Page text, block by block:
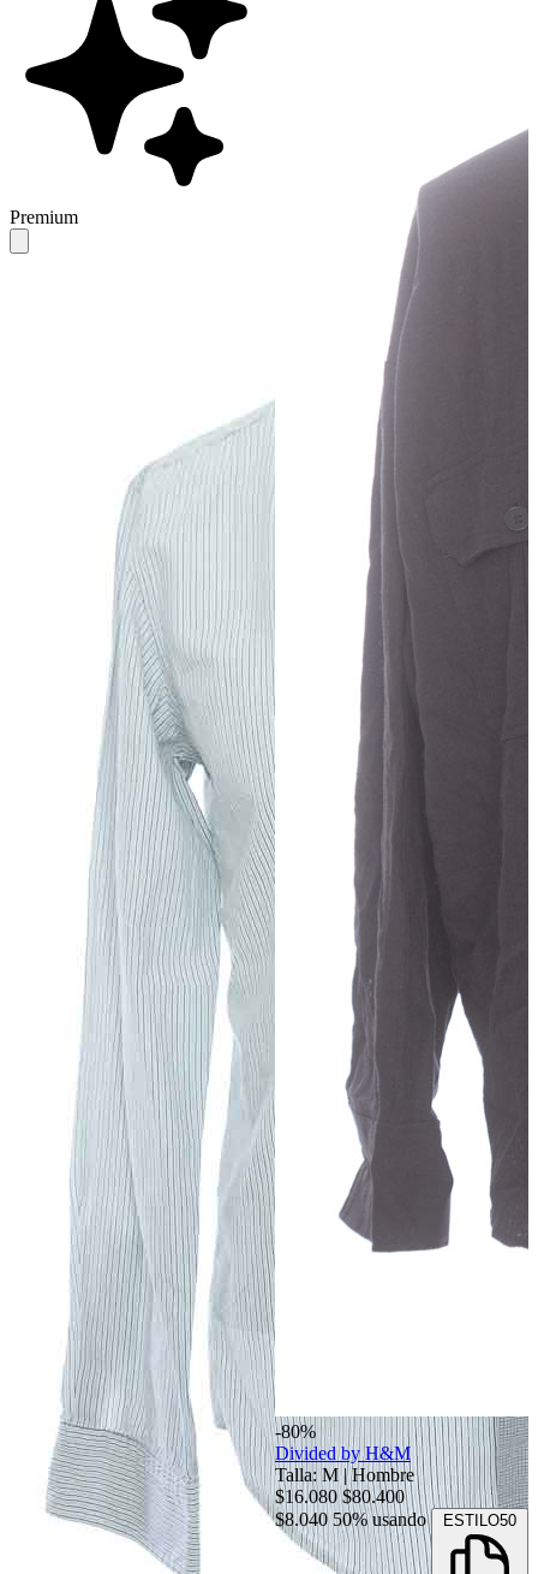
Premium
-80%
Divided by H&M
Talla: M |Hombre
$16.080$80.400
$8.04050% usando ESTILO50